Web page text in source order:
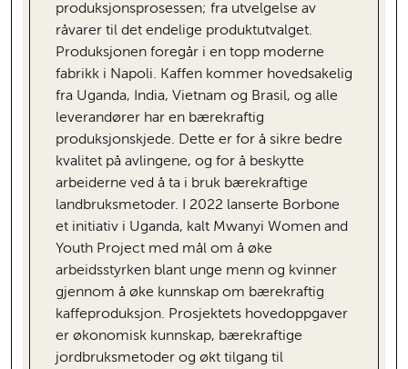
produksjonsprosessen; fra utvelgelse av
råvarer til det endelige produktutvalget.
Produksjonen foregår i en topp moderne
fabrikk i Napoli. Kaffen kommer hovedsakelig
fra Uganda, India, Vietnam og Brasil, og alle
leverandører har en bærekraftig
produksjonskjede. Dette er for å sikre bedre
kvalitet på avlingene, og for å beskytte
arbeiderne ved å ta i bruk bærekraftige
landbruksmetoder. I 2022 lanserte Borbone
et initiativ i Uganda, kalt Mwanyi Women and
Youth Project med mål om å øke
arbeidsstyrken blant unge menn og kvinner
gjennom å øke kunnskap om bærekraftig
kaffeproduksjon. Prosjektets hovedoppgaver
er økonomisk kunnskap, bærekraftige
jordbruksmetoder og økt tilgang til